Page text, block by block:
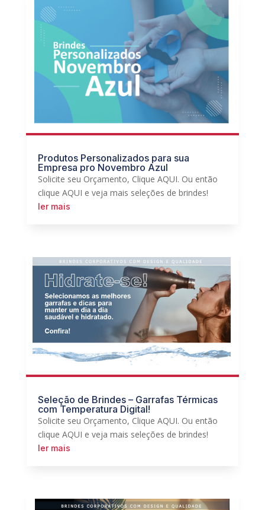
Produtos Personalizados para sua
Empresa pro Novembro Azul
Solicite seu Orçamento, Clique AQUI. Ou então
clique AQUI e veja mais seleções de brindes!
ler mais
Seleção de Brindes – Garrafas Térmicas
com Temperatura Digital!
Solicite seu Orçamento, Clique AQUI. Ou então
clique AQUI e veja mais seleções de brindes!
ler mais